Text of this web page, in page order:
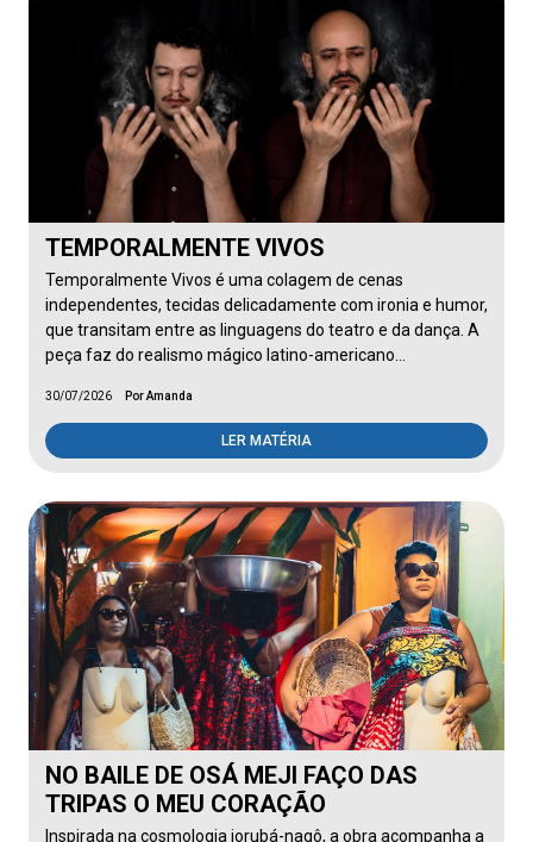
TEMPORALMENTE VIVOS
Temporalmente Vivos é uma colagem de cenas
independentes, tecidas delicadamente com ironia e humor,
que transitam entre as linguagens do teatro e da dança. A
peça faz do realismo mágico latino-americano…
30/07/2026 Por Amanda
LER MATÉRIA
NO BAILE DE OSÁ MEJI FAÇO DAS
TRIPAS O MEU CORAÇÃO
Inspirada na cosmologia iorubá-nagô, a obra acompanha a